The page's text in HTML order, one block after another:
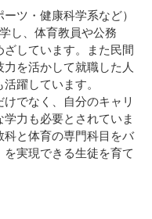
ツ・健康科学系など）
し、体育教員や公務
ざしています。また民間
を活かして就職した人
躍しています。
でなく、自分のキャリ
力も必要とされていま
と体育の専門科目をバ
実現できる生徒を育て